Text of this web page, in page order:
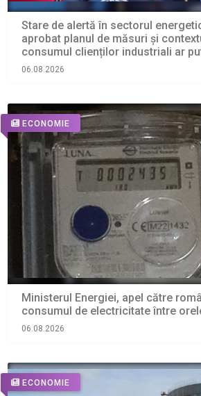
Stare de alertă în sectorul
aprobat planul de măsuri și
consumul clienților industriali ar
06.08.2026
ECONOMIE
Ministerul Energiei, apel către
consumul de electricitate între
06.08.2026
ECONOMIE